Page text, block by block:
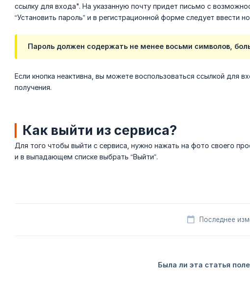
ссылку для входа". На указанную почту придет письмо с
“Установить пароль” и в регистрационной форме следует ввести
Пароль должен содержать не менее восьми символов,
Если кнопка неактивна, вы можете воспользоваться ссылкой для
получения.
Как выйти из сервиса?
Для того чтобы выйти с сервиса, нужно нажать на фото своего
и в выпадающем списке выбрать “Выйти”.
Последнее
Была ли эта статья